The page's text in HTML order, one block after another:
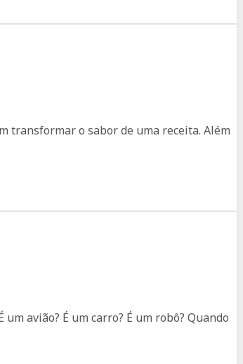
transformar o sabor de uma receita. Além
avião? É um carro? É um robô? Quando